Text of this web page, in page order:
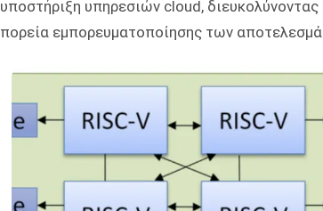
υποστήριξη υπηρεσιών cloud, διευκολύνοντας
πορεία εμπορευματοποίησης των